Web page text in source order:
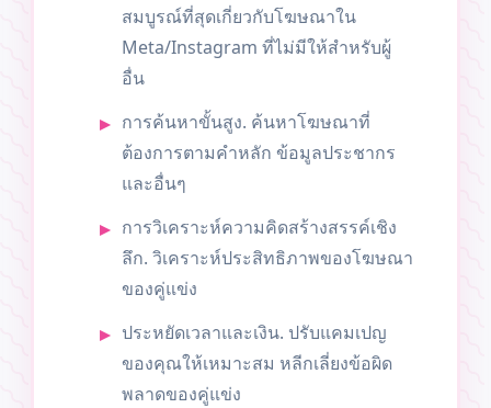
สมบูรณ์ที่สุดเกี่ยวกับโฆษณาใน
Meta/Instagram ที่ไม่มีให้สำหรับผู้
อื่น
การค้นหาขั้นสูง. ค้นหาโฆษณาที่
ต้องการตามคำหลัก ข้อมูลประชากร
และอื่นๆ
การวิเคราะห์ความคิดสร้างสรรค์เชิง
ลึก. วิเคราะห์ประสิทธิภาพของโฆษณา
ของคู่แข่ง
ประหยัดเวลาและเงิน. ปรับแคมเปญ
ของคุณให้เหมาะสม หลีกเลี่ยงข้อผิด
พลาดของคู่แข่ง